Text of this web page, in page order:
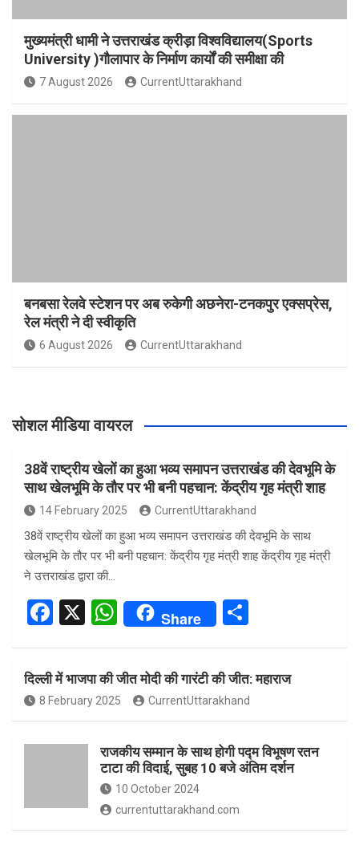
मुख्यमंत्री धामी ने उत्तराखंड क्रीड़ा विश्वविद्यालय(Sports
University )गौलापार के निर्माण कार्यों की समीक्षा की
7 August 2026 CurrentUttarakhand
बनबसा रेलवे स्टेशन पर अब रुकेगी अछनेरा-टनकपुर एक्सप्रेस,
रेल मंत्री ने दी स्वीकृति
6 August 2026 CurrentUttarakhand
सोशल मीडिया वायरल
38वें राष्ट्रीय खेलों का हुआ भव्य समापन उत्तराखंड की देवभूमि के
साथ खेलभूमि के तौर पर भी बनी पहचान: केंद्रीय गृह मंत्री शाह
14 February 2025 CurrentUttarakhand
38वें राष्ट्रीय खेलों का हुआ भव्य समापन उत्तराखंड की देवभूमि के साथ
खेलभूमि के तौर पर भी बनी पहचान: केंद्रीय गृह मंत्री शाह केंद्रीय गृह मंत्री
ने उत्तराखंड द्वारा की…
F
ce
b
o
o
X
W
at
s
A
p
p
Share
e
दिल्ली में भाजपा की जीत मोदी की गारंटी की जीत: महाराज
8 February 2025 CurrentUttarakhand
राजकीय सम्मान के साथ होगी पद्म विभूषण रतन
टाटा की विदाई, सुबह 10 बजे अंतिम दर्शन
10 October 2024
currentuttarakhand.com